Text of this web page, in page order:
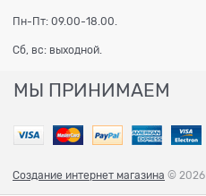
Пн-Пт: 09.00-18.00.
Сб, вс: выходной.
МЫ ПРИНИМАЕМ
Создание интернет магазина © 2026